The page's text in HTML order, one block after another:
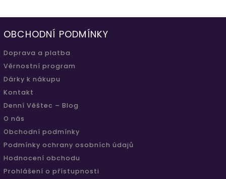
OBCHODNÍ PODMÍNKY
Doprava a platba
Věrnostní program
Dárky k nákupu
Kontakt
Denní Věštec – Blog
O nás
Obchodní podmínky
Podmínky ochrany osobních údajů
Hodnocení obchodu
Prohlášení o přístupnosti